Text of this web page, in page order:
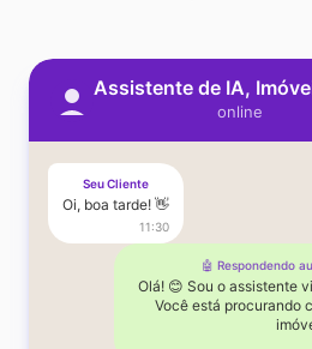
Assistente de IA,
online
Seu Cliente
Oi, boa tarde! 👋
11:30
🤖 Respondendo
Olá! 😊 Sou o assistente
Você está procurando